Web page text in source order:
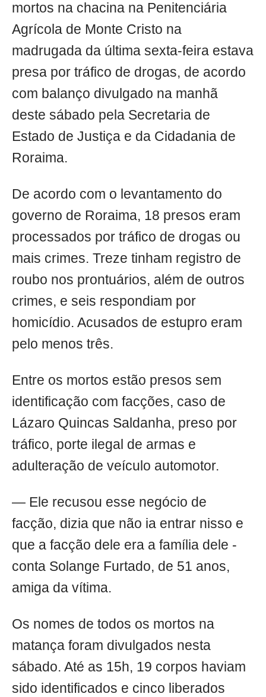
mortos na chacina na Penitenciária
Agrícola de Monte Cristo na
madrugada da última sexta-feira estava
presa por tráfico de drogas, de acordo
com balanço divulgado na manhã
deste sábado pela Secretaria de
Estado de Justiça e da Cidadania de
Roraima.
De acordo com o levantamento do
governo de Roraima, 18 presos eram
processados por tráfico de drogas ou
mais crimes. Treze tinham registro de
roubo nos prontuários, além de outros
crimes, e seis respondiam por
homicídio. Acusados de estupro eram
pelo menos três.
Entre os mortos estão presos sem
identificação com facções, caso de
Lázaro Quincas Saldanha, preso por
tráfico, porte ilegal de armas e
adulteração de veículo automotor.
— Ele recusou esse negócio de
facção, dizia que não ia entrar nisso e
que a facção dele era a família dele -
conta Solange Furtado, de 51 anos,
amiga da vítima.
Os nomes de todos os mortos na
matança foram divulgados nesta
sábado. Até as 15h, 19 corpos haviam
sido identificados e cinco liberados